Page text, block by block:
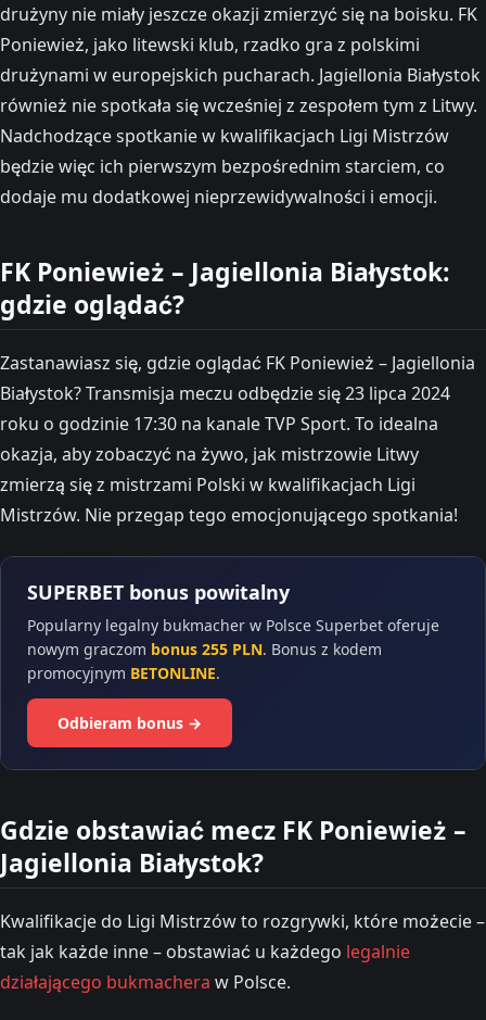
drużyny nie miały jeszcze okazji zmierzyć się na boisku. FK
Poniewież, jako litewski klub, rzadko gra z polskimi
drużynami w europejskich pucharach. Jagiellonia Białystok
również nie spotkała się wcześniej z zespołem tym z Litwy.
Nadchodzące spotkanie w kwalifikacjach Ligi Mistrzów
będzie więc ich pierwszym bezpośrednim starciem, co
dodaje mu dodatkowej nieprzewidywalności i emocji.
FK Poniewież – Jagiellonia Białystok:
gdzie oglądać?
Zastanawiasz się, gdzie oglądać FK Poniewież – Jagiellonia
Białystok? Transmisja meczu odbędzie się 23 lipca 2024
roku o godzinie 17:30 na kanale TVP Sport. To idealna
okazja, aby zobaczyć na żywo, jak mistrzowie Litwy
zmierzą się z mistrzami Polski w kwalifikacjach Ligi
Mistrzów. Nie przegap tego emocjonującego spotkania!
SUPERBET bonus powitalny
Popularny legalny bukmacher w Polsce Superbet oferuje
nowym graczom bonus 255 PLN. Bonus z kodem
promocyjnym BETONLINE.
Odbieram bonus →
Gdzie obstawiać mecz FK Poniewież –
Jagiellonia Białystok?
Kwalifikacje do Ligi Mistrzów to rozgrywki, które możecie –
tak jak każde inne – obstawiać u każdego legalnie
działającego bukmachera w Polsce.